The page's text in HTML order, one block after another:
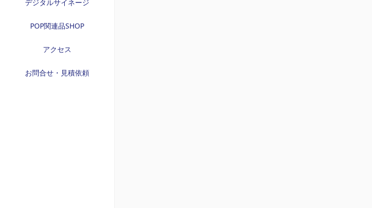
デジタルサイネージ
POP関連品SHOP
アクセス
お問合せ・見積依頼